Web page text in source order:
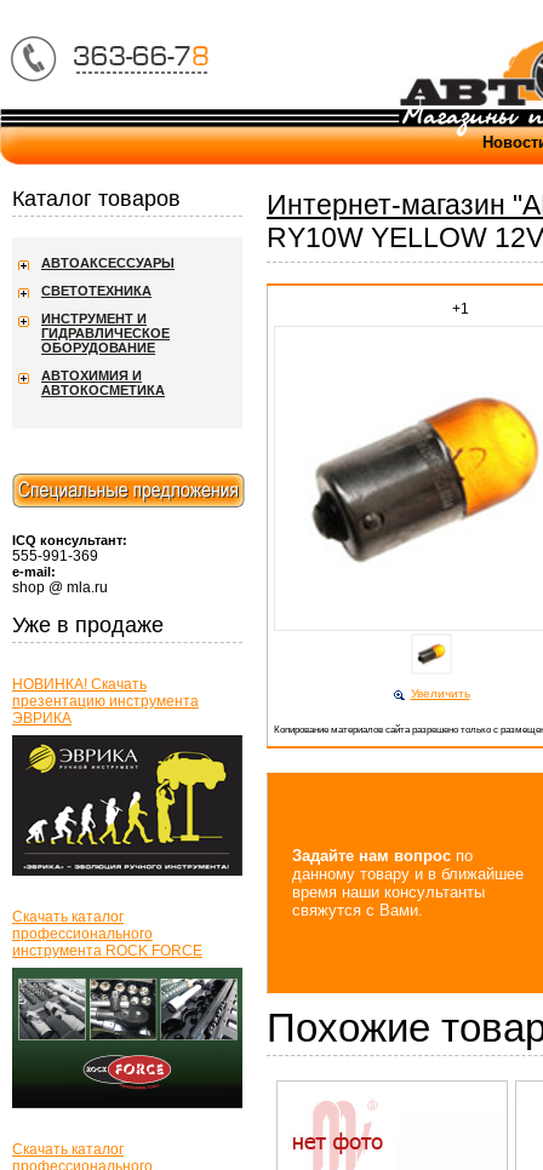
Интернет-магазин
RY10W YELLOW
+1
Увеличить
Копирование материалов сайта разрешено только с
Задайте нам вопрос по
данному товару и в ближайшее
время наши консультанты
свяжутся с Вами.
Похожие
Каталог товаров
АВТОАКСЕССУАРЫ
СВЕТОТЕХНИКА
ИНСТРУМЕНТ И
ГИДРАВЛИЧЕСКОЕ
ОБОРУДОВАНИЕ
АВТОХИМИЯ И
АВТОКОСМЕТИКА
ICQ консультант:
555-991-369
e-mail:
shop @ mla.ru
Уже в продаже
НОВИНКА! Скачать
презентацию инструмента
ЭВРИКА
Скачать каталог
профессионального
инструмента ROCK FORCE
Скачать каталог
профессионального